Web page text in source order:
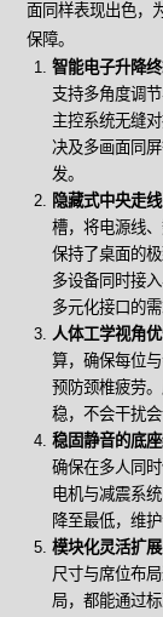
面同样表现出色，
保障。
智能电子升降
支持多角度调
主控系统无缝
决及多画面同
发。
隐藏式中央走
槽，将电源线
保持了桌面的
多设备同时接
多元化接口的需
人体工学视角
算，确保每位
预防颈椎疲劳
稳，不会干扰会
稳固静音的底
确保在多人同
电机与减震系
降至最低，维
模块化灵活扩展
尺寸与席位布
局，都能通过